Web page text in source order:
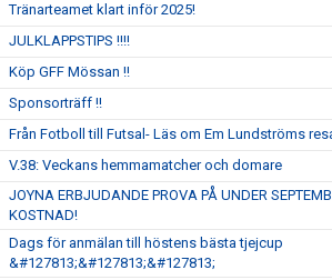
Tränarteamet klart inför 2025!
JULKLAPPSTIPS !!!!
Köp GFF Mössan !!
Sponsorträff !!
Från Fotboll till Futsal- Läs om Em Lundströms
V.38: Veckans hemmamatcher och domare
JOYNA ERBJUDANDE PROVA PÅ UNDER
KOSTNAD!
Dags för anmälan till höstens bästa tjejcup
&#127813;&#127813;&#127813;